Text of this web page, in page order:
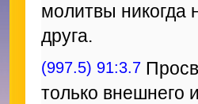
молитвы никогда
друга.
(997.5) 91:3.7
только внешнего